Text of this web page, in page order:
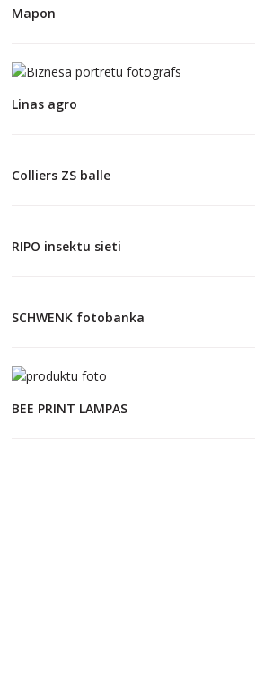
Mapon
Linas agro
Colliers ZS balle
RIPO insektu sieti
SCHWENK fotobanka
BEE PRINT LAMPAS